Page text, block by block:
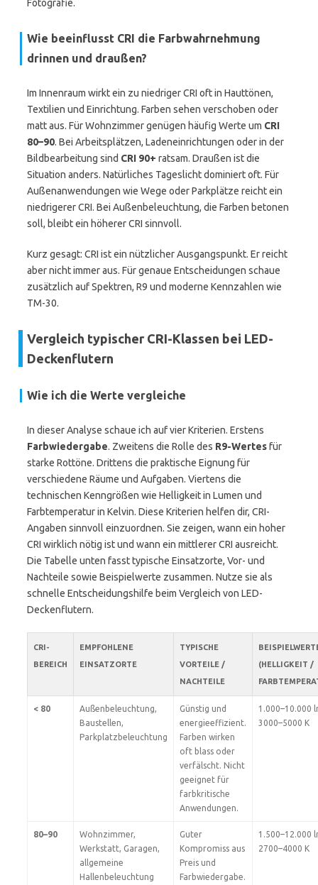
Fotografie.
Wie beeinflusst CRI die Farbwahrnehmung
drinnen und draußen?
Im Innenraum wirkt ein zu niedriger CRI oft in Hauttönen,
Textilien und Einrichtung. Farben sehen verschoben oder
matt aus. Für Wohnzimmer genügen häufig Werte um CRI
80–90. Bei Arbeitsplätzen, Ladeneinrichtungen oder in der
Bildbearbeitung sind CRI 90+ ratsam. Draußen ist die
Situation anders. Natürliches Tageslicht dominiert oft. Für
Außenanwendungen wie Wege oder Parkplätze reicht ein
niedrigerer CRI. Bei Außenbeleuchtung, die Farben betonen
soll, bleibt ein höherer CRI sinnvoll.
Kurz gesagt: CRI ist ein nützlicher Ausgangspunkt. Er reicht
aber nicht immer aus. Für genaue Entscheidungen schaue
zusätzlich auf Spektren, R9 und moderne Kennzahlen wie
TM-30.
Vergleich typischer CRI-Klassen bei LED-
Deckenflutern
Wie ich die Werte vergleiche
In dieser Analyse schaue ich auf vier Kriterien. Erstens
Farbwiedergabe. Zweitens die Rolle des R9-Wertesfür
starke Rottöne. Drittens die praktische Eignung für
verschiedene Räume und Aufgaben. Viertens die
technischen Kenngrößen wie Helligkeit in Lumen und
Farbtemperatur in Kelvin. Diese Kriterien helfen dir, CRI-
Angaben sinnvoll einzuordnen. Sie zeigen, wann ein hoher
CRI wirklich nötig ist und wann ein mittlerer CRI ausreicht.
Die Tabelle unten fasst typische Einsatzorte, Vor- und
Nachteile sowie Beispielwerte zusammen. Nutze sie als
schnelle Entscheidungshilfe beim Vergleich von LED-
Deckenflutern.
CRI-
BEREICH
EMPFOHLENE
EINSATZORTE
TYPISCHE
VORTEILE /
NACHTEILE
(HELLIGKEIT /
< 80
Außenbeleuchtung,
Baustellen,
Parkplatzbeleuchtung
Günstig und
energieeffizient.
Farben wirken
oft blass oder
verfälscht. Nicht
geeignet für
farbkritische
Anwendungen.
1.000–10.000
3000–5000 K
80–90
Wohnzimmer,
Werkstatt, Garagen,
allgemeine
Hallenbeleuchtung
Guter
Kompromiss aus
Preis und
Farbwiedergabe.
1.500–12.000
2700–4000 K